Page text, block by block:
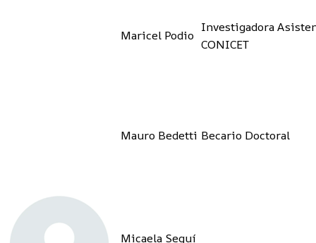
Maricel Podio
Investigadora
CONICET
Mauro Bedetti Becario Doctoral
Micaela Seguí